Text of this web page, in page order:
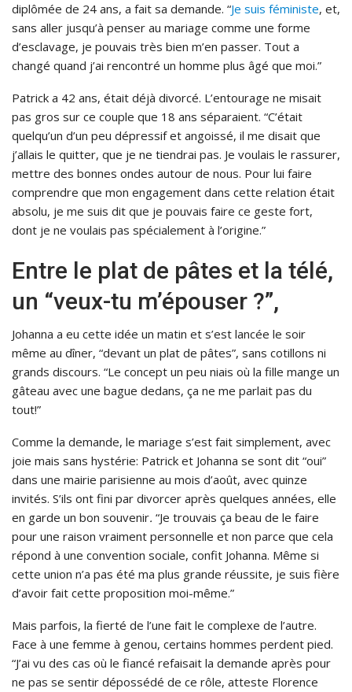
diplômée de 24 ans, a fait sa demande. “Je suis féministe, et,
sans aller jusqu’à penser au mariage comme une forme
d’esclavage, je pouvais très bien m’en passer. Tout a
changé quand j’ai rencontré un homme plus âgé que moi.”
Patrick a 42 ans, était déjà divorcé. L’entourage ne misait
pas gros sur ce couple que 18 ans séparaient. “C’était
quelqu’un d’un peu dépressif et angoissé, il me disait que
j’allais le quitter, que je ne tiendrai pas. Je voulais le rassurer,
mettre des bonnes ondes autour de nous. Pour lui faire
comprendre que mon engagement dans cette relation était
absolu, je me suis dit que je pouvais faire ce geste fort,
dont je ne voulais pas spécialement à l’origine.”
Entre le plat de pâtes et la télé,
un “veux-tu m’épouser ?”,
Johanna a eu cette idée un matin et s’est lancée le soir
même au dîner, “devant un plat de pâtes”, sans cotillons ni
grands discours. “Le concept un peu niais où la fille mange un
gâteau avec une bague dedans, ça ne me parlait pas du
tout!”
Comme la demande, le mariage s’est fait simplement, avec
joie mais sans hystérie: Patrick et Johanna se sont dit “oui”
dans une mairie parisienne au mois d’août, avec quinze
invités. S’ils ont fini par divorcer après quelques années, elle
en garde un bon souvenir. “Je trouvais ça beau de le faire
pour une raison vraiment personnelle et non parce que cela
répond à une convention sociale, confit Johanna. Même si
cette union n’a pas été ma plus grande réussite, je suis fière
d’avoir fait cette proposition moi-même.”
Mais parfois, la fierté de l’une fait le complexe de l’autre.
Face à une femme à genou, certains hommes perdent pied.
“J’ai vu des cas où le fiancé refaisait la demande après pour
ne pas se sentir dépossédé de ce rôle, atteste Florence